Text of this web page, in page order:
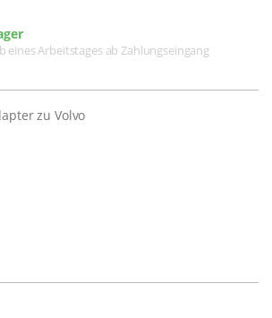
eines Arbeitstages ab Zahlungseingang
zu Volvo